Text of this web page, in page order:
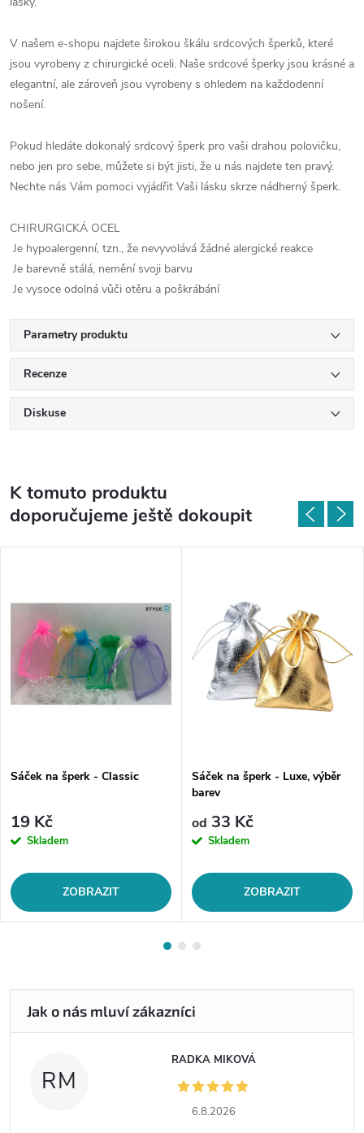
V našem e-shopu najdete širokou škálu srdcových šperků, které
jsou vyrobeny z chirurgické oceli. Naše srdcové šperky jsou krásné a
elegantní, ale zároveň jsou vyrobeny s ohledem na každodenní
nošení.
Pokud hledáte dokonalý srdcový šperk pro vaši drahou polovičku,
nebo jen pro sebe, můžete si být jisti, že u nás najdete ten pravý.
Nechte nás Vám pomoci vyjádřit Vaši lásku skrze nádherný šperk.
CHIRURGICKÁ OCEL
Je hypoalergenní, tzn., že nevyvolává žádné alergické reakce
Je barevně stálá, nemění svoji barvu
Je vysoce odolná vůči otěru a poškrábání
Parametry produktu
Recenze
Diskuse
K tomuto produktu
doporučujeme ještě dokoupit
Sáček na šperk - Classic
19 Kč
Skladem
ZOBRAZIT
Sáček na šperk - Luxe, výběr
barev
od 33 Kč
Skladem
ZOBRAZIT
RM
RADKA MIKOVÁ
6.8.2026